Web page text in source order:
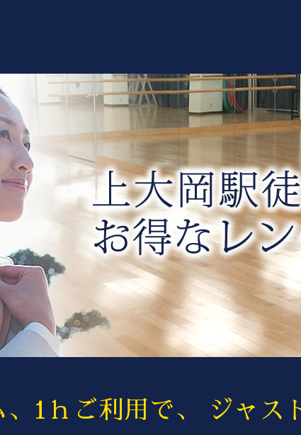
1ｈご利用で、
ジャス